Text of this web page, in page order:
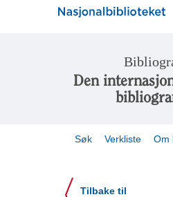
Den
Søk Verkliste Om
Tilbake til